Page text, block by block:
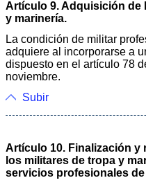
Artículo 9. Adquisición de
y marinería.
La condición de militar
adquiere al incorporarse a
dispuesto en el artículo 78
noviembre.
Subir
Artículo 10. Finalización
los militares de tropa y
servicios profesionales